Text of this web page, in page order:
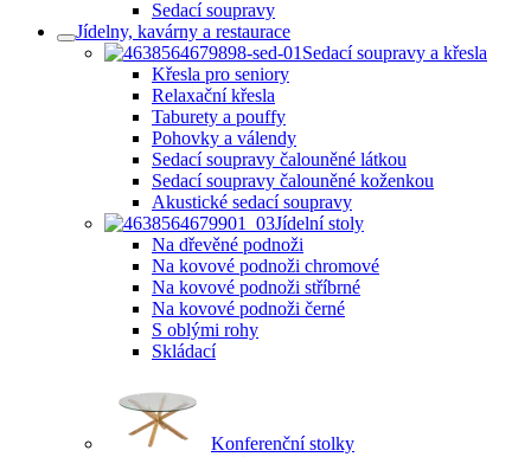
Sedací soupravy
Jídelny, kavárny a restaurace
Sedací soupravy a křesla
Křesla pro seniory
Relaxační křesla
Taburety a pouffy
Pohovky a válendy
Sedací soupravy čalouněné látkou
Sedací soupravy čalouněné koženkou
Akustické sedací soupravy
Jídelní stoly
Na dřevěné podnoži
Na kovové podnoži chromové
Na kovové podnoži stříbrné
Na kovové podnoži černé
S oblými rohy
Skládací
Konferenční stolky